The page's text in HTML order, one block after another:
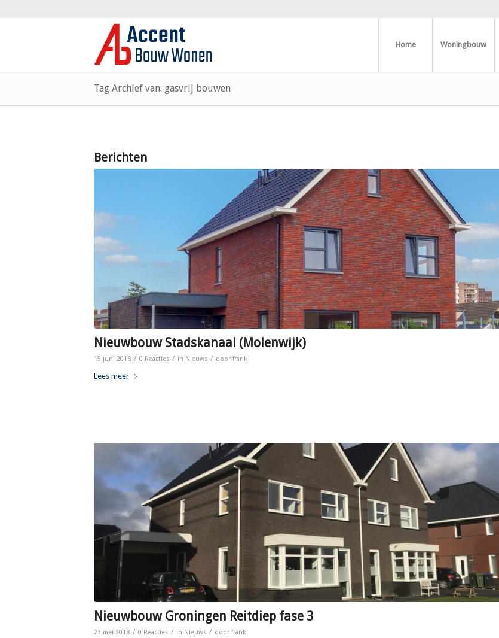
Home Woningbouw
Tag Archief van: gasvrij bouwen
Berichten
Nieuwbouw Stadskanaal (Molenwijk)
15 juni 2018 / 0 Reacties / in Nieuws / door frank
Lees meer
Nieuwbouw Groningen Reitdiep fase 3
23 mei 2018 / 0 Reacties / in Nieuws / door frank